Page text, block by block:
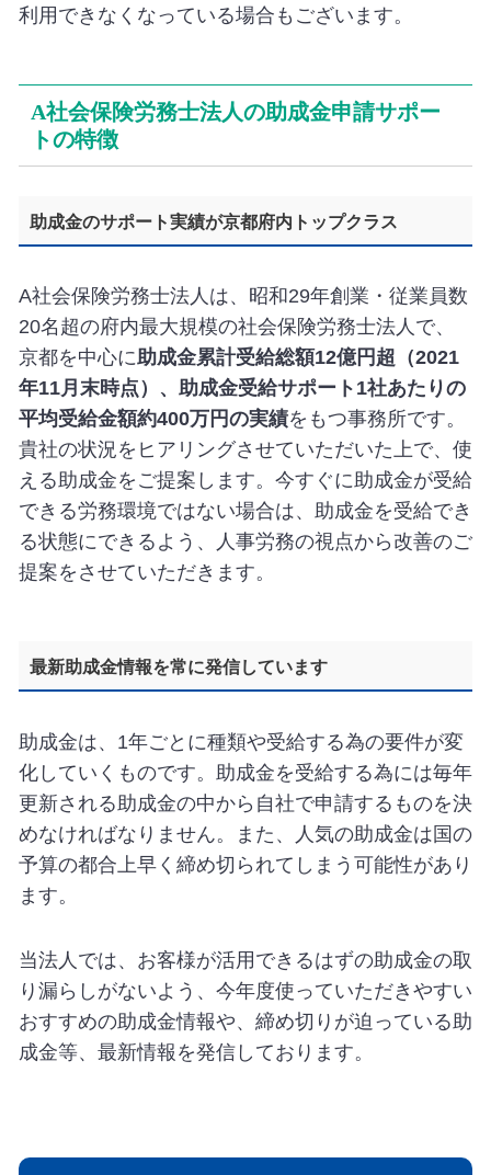
利用できなくなっている場合もございます。
A社会保険労務士法人の助成金申請サポー
トの特徴
助成金のサポート実績が京都府内トップクラス
A社会保険労務士法人は、昭和29年創業・従業員数
20名超の府内最大規模の社会保険労務士法人で、
京都を中心に助成金累計受給総額12億円超（2021
年11月末時点）、助成金受給サポート1社あたりの
平均受給金額約400万円の実績をもつ事務所です。
貴社の状況をヒアリングさせていただいた上で、使
える助成金をご提案します。今すぐに助成金が受給
できる労務環境ではない場合は、助成金を受給でき
る状態にできるよう、人事労務の視点から改善のご
提案をさせていただきます。
最新助成金情報を常に発信しています
助成金は、1年ごとに種類や受給する為の要件が変
化していくものです。助成金を受給する為には毎年
更新される助成金の中から自社で申請するものを決
めなければなりません。また、人気の助成金は国の
予算の都合上早く締め切られてしまう可能性があり
ます。
当法人では、お客様が活用できるはずの助成金の取
り漏らしがないよう、今年度使っていただきやすい
おすすめの助成金情報や、締め切りが迫っている助
成金等、最新情報を発信しております。